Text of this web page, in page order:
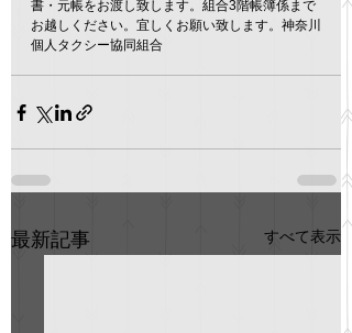
書・元帳をお渡し致します。組合3階帳簿係まで
お越しください。宜しくお願い致します。神奈川
個人タクシー協同組合
最新記事 すべて表示